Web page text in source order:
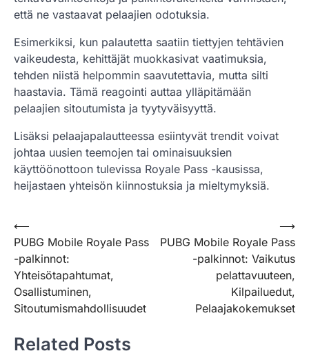
että ne vastaavat pelaajien odotuksia.
Esimerkiksi, kun palautetta saatiin tiettyjen tehtävien
vaikeudesta, kehittäjät muokkasivat vaatimuksia,
tehden niistä helpommin saavutettavia, mutta silti
haastavia. Tämä reagointi auttaa ylläpitämään
pelaajien sitoutumista ja tyytyväisyyttä.
Lisäksi pelaajapalautteessa esiintyvät trendit voivat
johtaa uusien teemojen tai ominaisuuksien
käyttöönottoon tulevissa Royale Pass -kausissa,
heijastaen yhteisön kiinnostuksia ja mieltymyksiä.
Post
navigation
⟵
PUBG Mobile Royale Pass
-palkinnot:
Yhteisötapahtumat,
Osallistuminen,
Sitoutumismahdollisuudet
PUBG Mobile Royale Pass
-palkinnot: Vaikutus
pelattavuuteen,
Kilpailuedut,
Pelaajakokemukset
⟶
Related Posts